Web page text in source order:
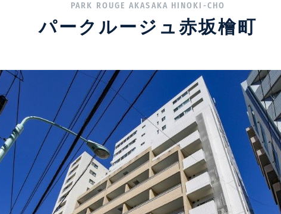
PARK ROUGE AKASAKA HINOKI-CHO
パークルージュ赤坂檜町